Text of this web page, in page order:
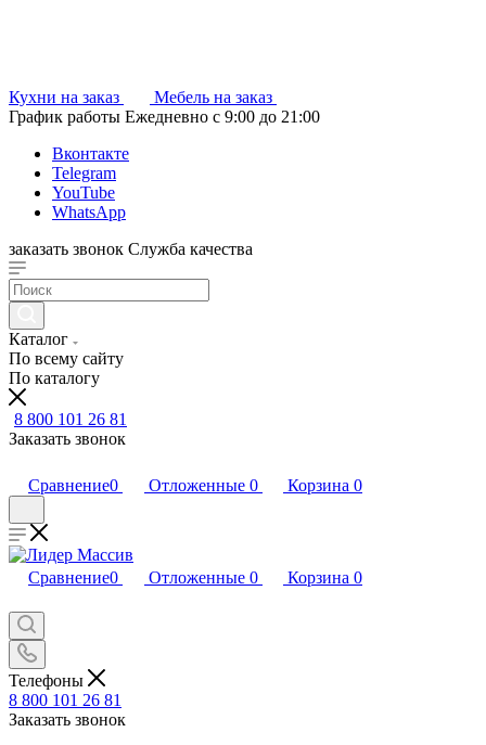
Кухни на заказ
Мебель на заказ
График работы Ежедневно с 9:00 до 21:00
Вконтакте
Telegram
YouTube
WhatsApp
заказать звонок Служба качества
Каталог
По всему сайту
По каталогу
8 800 101 26 81
Заказать звонок
Сравнение0 Отложенные 0 Корзина 0
Сравнение0 Отложенные 0 Корзина 0
Телефоны
8 800 101 26 81
Заказать звонок